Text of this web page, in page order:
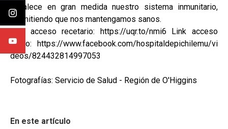
fortalece en gran medida nuestro sistema inmunitario,
permitiendo que nos mantengamos sanos.
Link acceso recetario: https://uqr.to/nmi6 Link acceso
video: https://www.facebook.com/hospitaldepichilemu/vi
deos/824432814997053
Fotografías: Servicio de Salud - Región de O'Higgins
En este artículo